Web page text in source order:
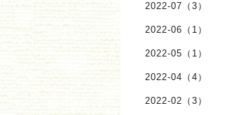
2022-07（3）
2022-06（1）
2022-05（1）
2022-04（4）
2022-02（3）